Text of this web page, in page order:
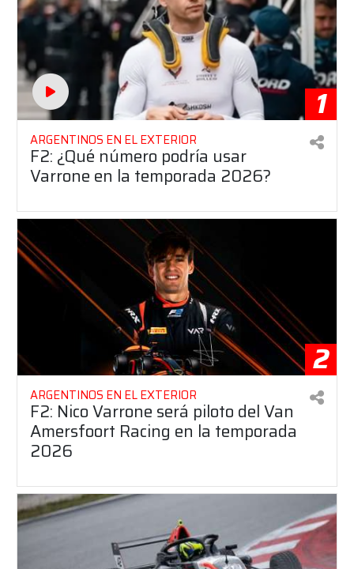
1
ARGENTINOS EN EL EXTERIOR
F2: ¿Qué número podría usar
Varrone en la temporada 2026?
2
ARGENTINOS EN EL EXTERIOR
F2: Nico Varrone será piloto del Van
Amersfoort Racing en la temporada
2026